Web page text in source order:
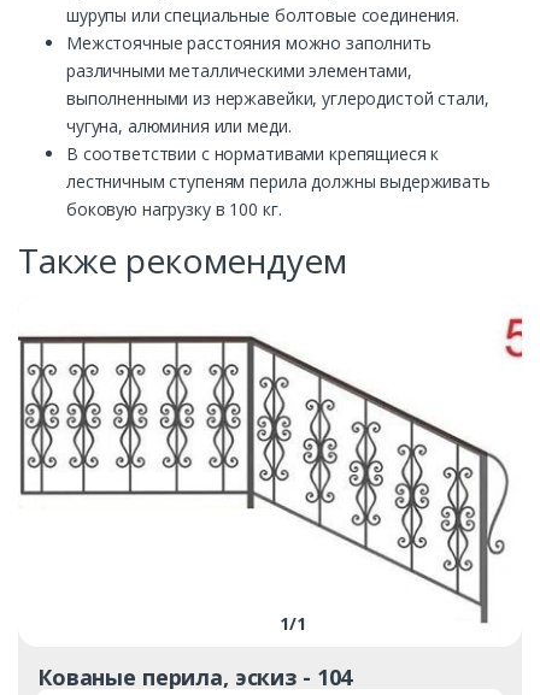
шурупы или специальные болтовые соединения.
Межстоячные расстояния можно заполнить
различными металлическими элементами,
выполненными из нержавейки, углеродистой стали,
чугуна, алюминия или меди.
В соответствии с нормативами крепящиеся к
лестничным ступеням перила должны выдерживать
боковую нагрузку в 100 кг.
Также рекомендуем
1/1
Кованые перила, эскиз - 104